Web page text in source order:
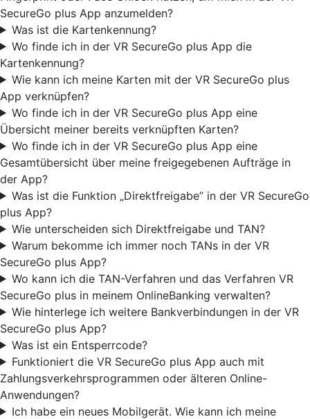
SecureGo plus App anzumelden?
Was ist die Kartenkennung?
Wo finde ich in der VR SecureGo plus App die
Kartenkennung?
Wie kann ich meine Karten mit der VR SecureGo plus
App verknüpfen?
Wo finde ich in der VR SecureGo plus App eine
Übersicht meiner bereits verknüpften Karten?
Wo finde ich in der VR SecureGo plus App eine
Gesamtübersicht über meine freigegebenen Aufträge in
der App?
Was ist die Funktion „Direktfreigabe” in der VR SecureGo
plus App?
Wie unterscheiden sich Direktfreigabe und TAN?
Warum bekomme ich immer noch TANs in der VR
SecureGo plus App?
Wo kann ich die TAN-Verfahren und das Verfahren VR
SecureGo plus in meinem OnlineBanking verwalten?
Wie hinterlege ich weitere Bankverbindungen in der VR
SecureGo plus App?
Was ist ein Entsperrcode?
Funktioniert die VR SecureGo plus App auch mit
Zahlungsverkehrsprogrammen oder älteren Online-
Anwendungen?
Ich habe ein neues Mobilgerät. Wie kann ich meine